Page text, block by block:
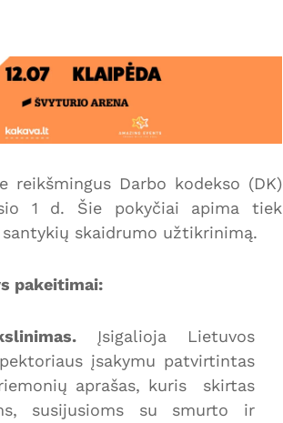
reikšmingus Darbo kodekso (DK)
1 d. Šie pokyčiai apima tiek
skaidrumo užtikrinimą.
pakeitimai:
Įsigalioja Lietuvos
įsakymu patvirtintas
aprašas, kuris skirtas
susijusioms su smurto ir